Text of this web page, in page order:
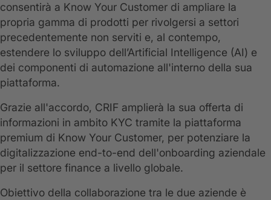
consentirà a Know Your Customer di ampliare la
propria gamma di prodotti per rivolgersi a settori
precedentemente non serviti e, al contempo,
estendere lo sviluppo dell’Artificial Intelligence (AI) e
dei componenti di automazione all'interno della sua
piattaforma.
Grazie all'accordo, CRIF amplierà la sua offerta di
informazioni in ambito KYC tramite la piattaforma
premium di Know Your Customer, per potenziare la
digitalizzazione end-to-end dell'onboarding aziendale
per il settore finance a livello globale.
Obiettivo della collaborazione tra le due aziende è